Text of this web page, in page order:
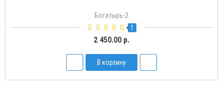
Богатырь-2
1
2 450.00 р.
В корзину